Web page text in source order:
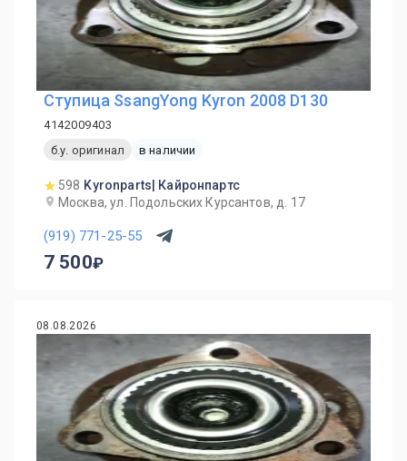
Ступица SsangYong Kyron 2008 D130
4142009403
б.у. оригинал
в наличии
598 Kyronparts| Кайронпартс
Москва, ул. Подольских Курсантов, д. 17
(919) 771-25-55
7 500
08.08.2026